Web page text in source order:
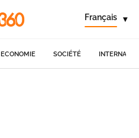
Français ▾
ECONOMIE SOCIÉTÉ